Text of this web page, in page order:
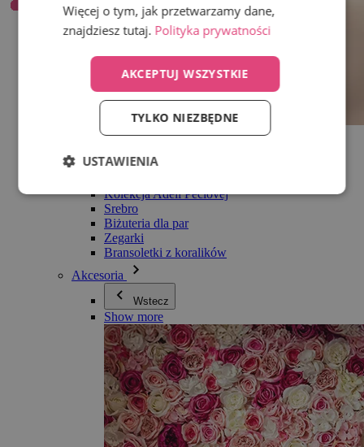
Wszystko w kategorii Biżuteria
Bransoletki
Kolekcja Adéli Pečlovej
Srebro
Biżuteria dla par
Zegarki
Bransoletki z koralików
Akcesoria
Wstecz
Show more
Więcej o tym, jak przetwarzamy dane,
znajdziesz tutaj. Polityka prywatności
AKCEPTUJ WSZYSTKIE
TYLKO NIEZBĘDNE
USTAWIENIA